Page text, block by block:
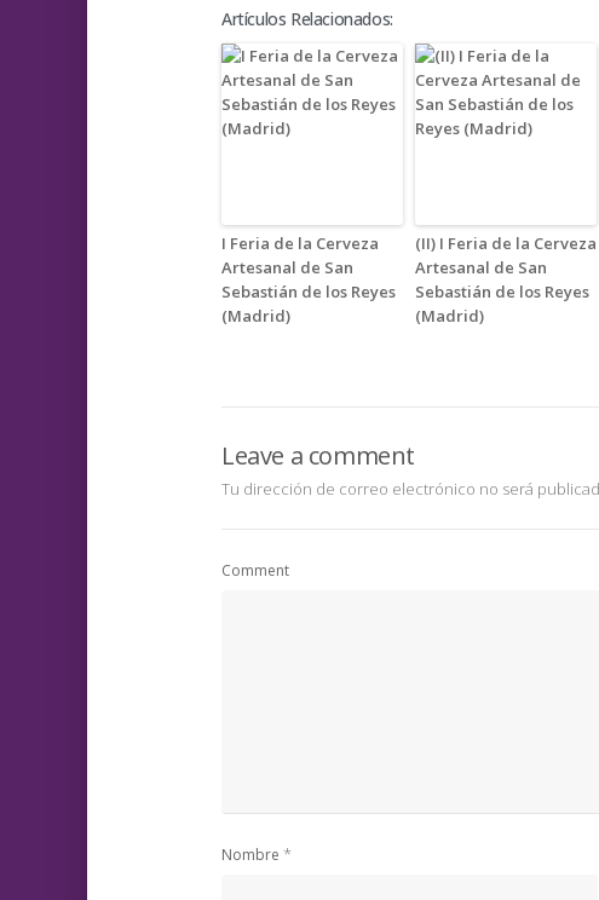
Artículos Relacionados:
I Feria de la Cerveza
Artesanal de San
Sebastián de los Reyes
(Madrid)
(II) I Feria de la Cerveza
Artesanal de San
Sebastián de los Reyes
(Madrid)
Leave a comment
Tu dirección de correo electrónico no será
Comment
Nombre *